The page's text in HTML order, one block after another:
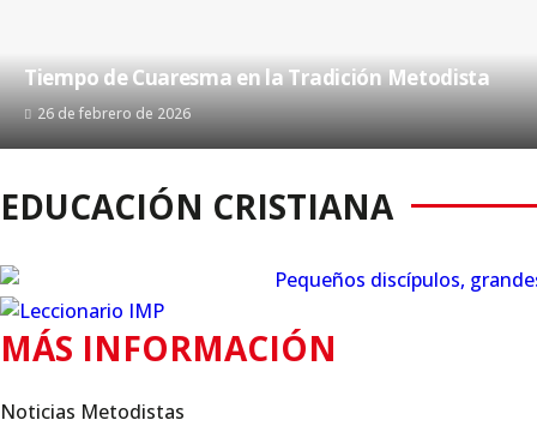
Tiempo de Cuaresma en la Tradición Metodista
26 de febrero de 2026
EDUCACIÓN CRISTIANA
MÁS INFORMACIÓN
Noticias Metodistas